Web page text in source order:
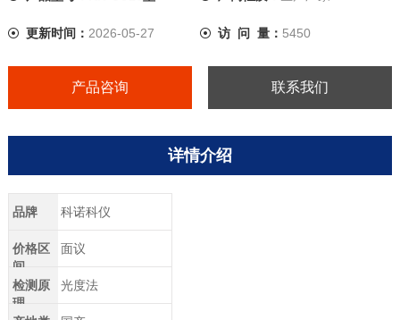
更新时间： 2026-05-27 访 问 量： 5450
产品咨询 联系我们
详情介绍
品牌 科诺科仪
价格区
间
面议
检测原
理
光度法